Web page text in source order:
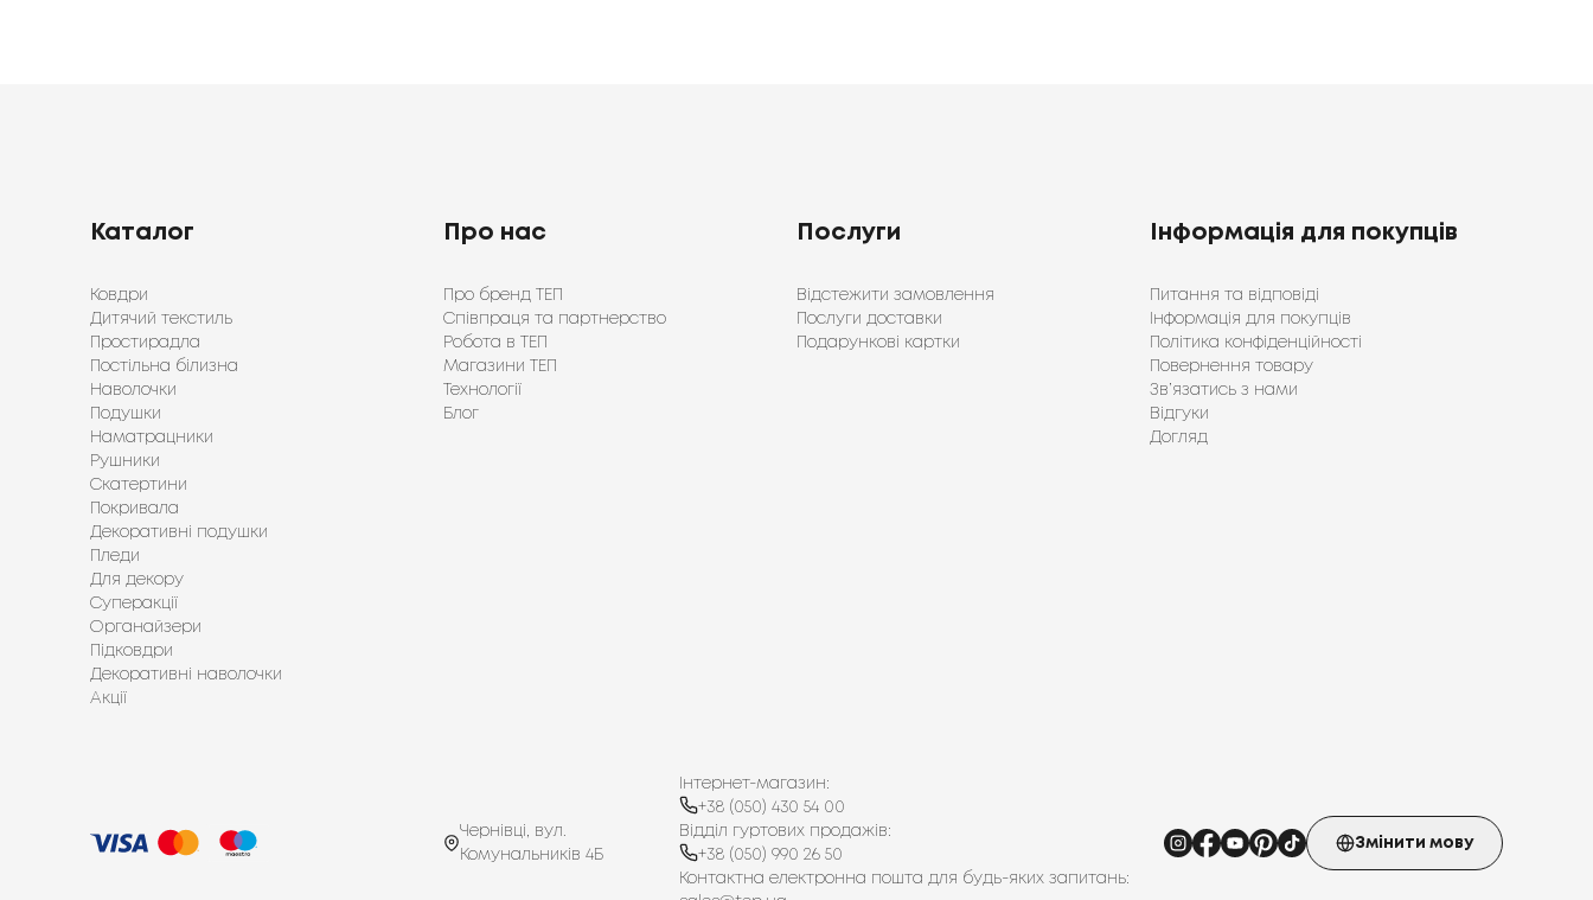
Каталог
Ковдри
Дитячий текстиль
Простирадла
Постільна білизна
Наволочки
Подушки
Наматрацники
Рушники
Скатертини
Покривала
Декоративні подушки
Пледи
Для декору
Суперакції
Органайзери
Підковдри
Декоративні наволочки
Акції
Про нас
Про бренд ТЕП
Співпраця та партнерство
Робота в ТЕП
Магазини ТЕП
Технології
Блог
Послуги
Відстежити замовлення
Послуги доставки
Подарункові картки
Інформація для покупців
Питання та відповіді
Інформація для покупців
Політика конфіденційності
Повернення товару
Зв’язатись з нами
Відгуки
Догляд
Чернівці, вул.
Комунальників 4Б
Інтернет-магазин:
+38 (050) 430 54 00
Відділ гуртових продажів:
+38 (050) 990 26 50
Контактна електронна пошта для будь-яких запитань:
Змінити мову